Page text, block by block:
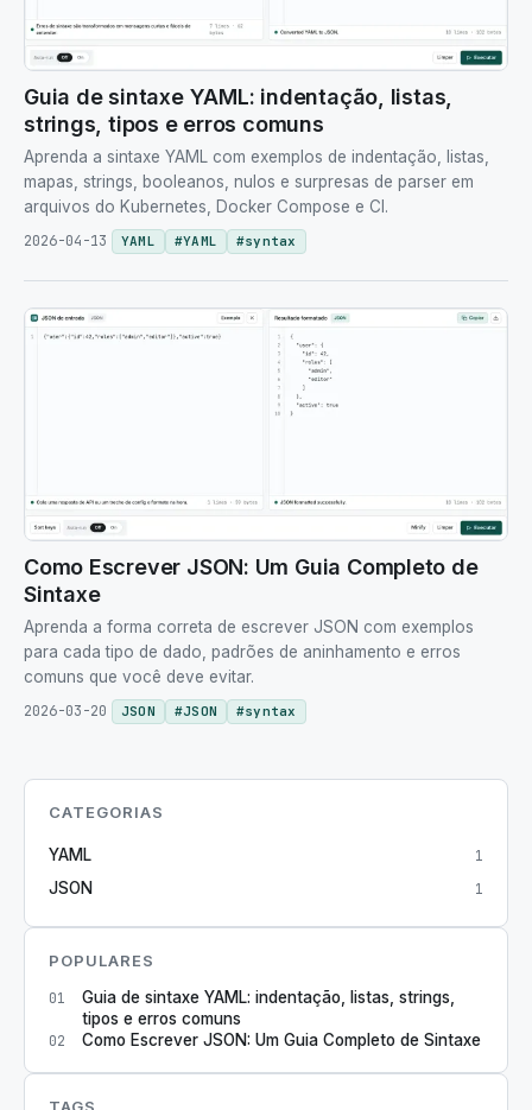
Guia de sintaxe YAML: indentação, listas,
strings, tipos e erros comuns
Aprenda a sintaxe YAML com exemplos de indentação, listas,
mapas, strings, booleanos, nulos e surpresas de parser em
arquivos do Kubernetes, Docker Compose e CI.
2026-04-13
YAML #YAML #syntax
Como Escrever JSON: Um Guia Completo de
Sintaxe
Aprenda a forma correta de escrever JSON com exemplos
para cada tipo de dado, padrões de aninhamento e erros
comuns que você deve evitar.
2026-03-20
JSON #JSON #syntax
CATEGORIAS
YAML 1
JSON 1
POPULARES
01
Guia de sintaxe YAML: indentação, listas, strings,
tipos e erros comuns
02 Como Escrever JSON: Um Guia Completo de Sintaxe
TAGS